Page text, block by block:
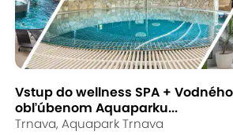
Vstup do wellness SPA +
obľúbenom Aquaparku...
Trnava, Aquapark Trnava